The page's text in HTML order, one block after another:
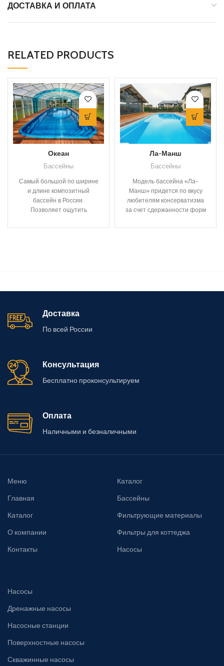
ДОСТАВКА И ОПЛАТА
RELATED PRODUCTS
Океан
Бассейны
Самый большой по ширине
и длине композитный
бассейн в России.
Позволяет ощутить
свободу движений во время
Ла-Манш
Бассейны
Модель бассейна «Ла-
Манш» придется по вкусу
любителям консерватизма
за счет сдержанности форм
установка без заглубления:
Доставка
По всей России
Консультация
Бесплатно проконсультируем
Оплата
Наличными и безналичными
Меню
Главная
Каталог
О компании
Контакты
Каталог
Бассейны
Фильтрующие материалы
Фильтры для коттеджа
Насосы
Насосы
Дренажные насосы
Насосные станции
Поверхностные насосы
Скважинные насосы